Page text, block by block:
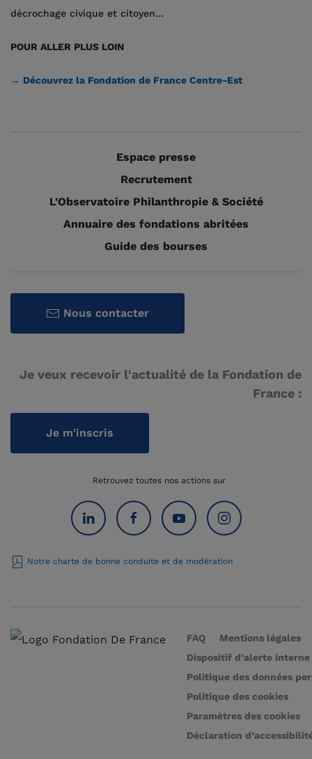
décrochage civique et citoyen…
POUR ALLER PLUS LOIN
→ Découvrez la Fondation de France Centre-Est
Espace presse
Recrutement
L'Observatoire Philanthropie & Société
Annuaire des fondations abritées
Guide des bourses
Nous contacter
Je veux recevoir l'actualité de la Fondation de
France :
Je m'inscris
Retrouvez toutes nos actions sur
Notre charte de bonne conduite et de modération
FAQ
Mentions légales
Dispositif d’alerte interne
Politique des données
Politique des cookies
Paramètres des cookies
Déclaration